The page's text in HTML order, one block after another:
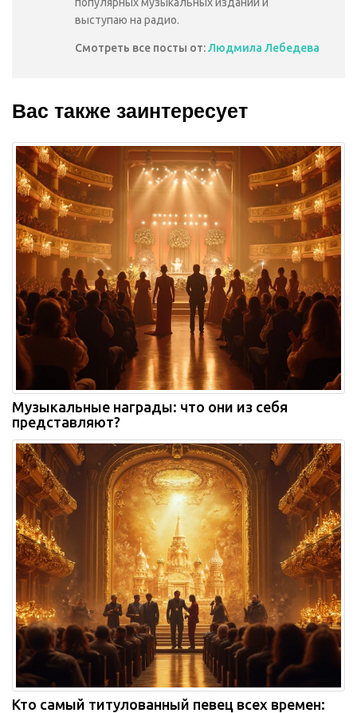
выступаю на радио.
Смотреть все посты от:Людмила Лебедева
Вас также заинтересует
Музыкальные награды: что они из себя
представляют?
Кто самый титулованный певец всех времен: